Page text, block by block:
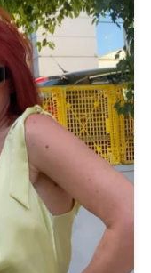
(1)
(18)
(1)